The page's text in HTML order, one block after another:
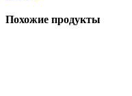
Похожие продукты